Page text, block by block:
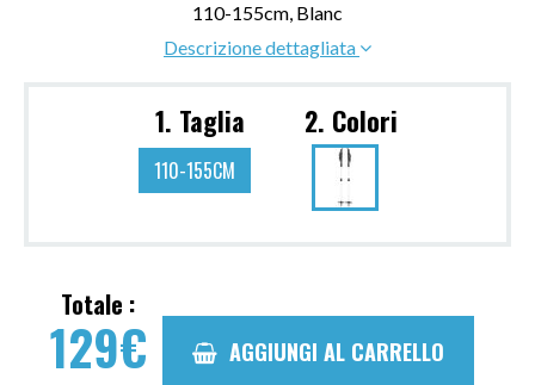
110-155cm, Blanc
Descrizione dettagliata
1. Taglia
110-155CM
2. Colori
Totale :
129€ AGGIUNGI AL CARRELLO